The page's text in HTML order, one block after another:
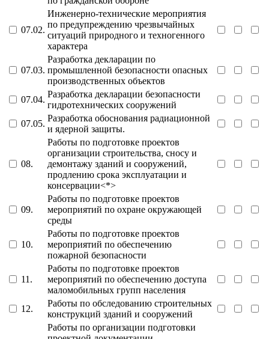
07.02.
Инженерно-технические мероприятия
по предупреждению чрезвычайных
ситуаций природного и техногенного
характера
07.03.
Разработка декларации по
промышленной безопасности опасных
производственных объектов
07.04.
Разработка декларации безопасности
гидротехнических сооружений
07.05.
Разработка обоснования радиационной
и ядерной защиты.
08.
Работы по подготовке проектов
организации строительства, сносу и
демонтажу зданий и сооружений,
продлению срока эксплуатации и
консервации<*>
09.
Работы по подготовке проектов
мероприятий по охране окружающей
среды
10.
Работы по подготовке проектов
мероприятий по обеспечению
пожарной безопасности
11.
Работы по подготовке проектов
мероприятий по обеспечению доступа
маломобильных групп населения
12.
Работы по обследованию строительных
конструкций зданий и сооружений
Работы по организации подготовки